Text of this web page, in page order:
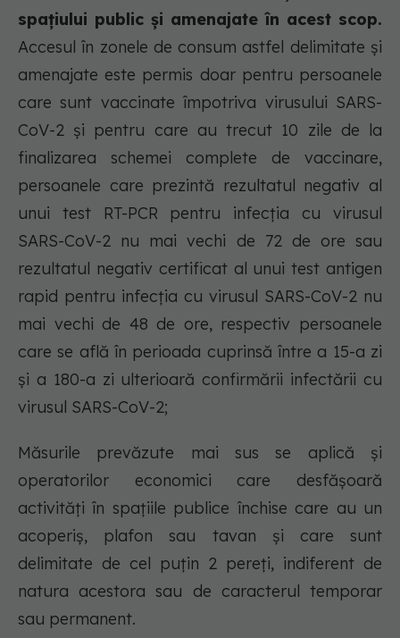
spațiului public și amenajate în acest scop.
Accesul în zonele de consum astfel delimitate și
amenajate este permis doar pentru persoanele
care sunt vaccinate împotriva virusului SARS-
CoV-2 și pentru care au trecut 10 zile de la
finalizarea schemei complete de vaccinare,
persoanele care prezintă rezultatul negativ al
unui test RT-PCR pentru infecția cu virusul
SARS-CoV-2 nu mai vechi de 72 de ore sau
rezultatul negativ certificat al unui test antigen
rapid pentru infecția cu virusul SARS-CoV-2 nu
mai vechi de 48 de ore, respectiv persoanele
care se află în perioada cuprinsă între a 15-a zi
și a 180-a zi ulterioară confirmării infectării cu
virusul SARS-CoV-2;
Măsurile prevăzute mai sus se aplică și
operatorilor economici care desfășoară
activități în spațiile publice închise care au un
acoperiș, plafon sau tavan și care sunt
delimitate de cel puțin 2 pereți, indiferent de
natura acestora sau de caracterul temporar
sau permanent.